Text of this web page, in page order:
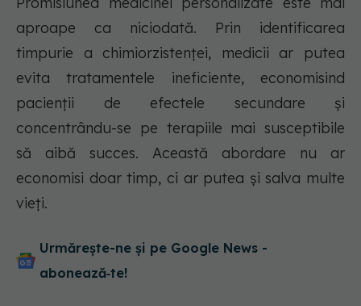
aproape ca niciodată. Prin identificarea
timpurie a chimiorzistenței, medicii ar putea
evita tratamentele ineficiente, economisind
pacienții de efectele secundare și
concentrându-se pe terapiile mai susceptibile
să aibă succes. Această abordare nu ar
economisi doar timp, ci ar putea și salva multe
vieți.
Urmărește-ne și pe Google News -
abonează‑te!